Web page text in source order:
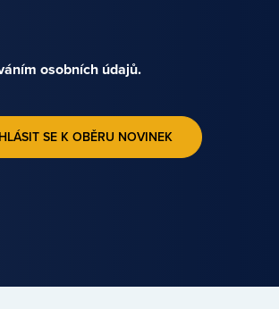
osobních údajů.